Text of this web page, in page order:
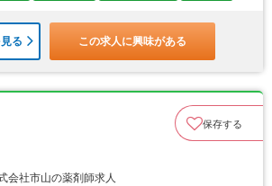
る この求人に興味がある
保存する
社市山の薬剤師求人